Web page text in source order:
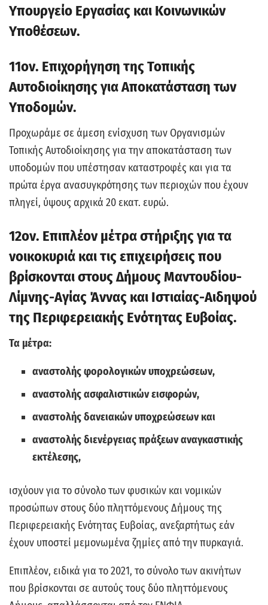
Υπουργείο Εργασίας και Κοινωνικών
Υποθέσεων.
11ον. Επιχορήγηση της Τοπικής
Αυτοδιοίκησης για Αποκατάσταση των
Υποδομών.
Προχωράμε σε άμεση ενίσχυση των Οργανισμών
Τοπικής Αυτοδιοίκησης για την αποκατάσταση των
υποδομών που υπέστησαν καταστροφές και για τα
πρώτα έργα ανασυγκρότησης των περιοχών που έχουν
πληγεί, ύψους αρχικά 20 εκατ. ευρώ.
12ον. Επιπλέον μέτρα στήριξης για τα
νοικοκυριά και τις επιχειρήσεις που
βρίσκονται στους Δήμους Μαντουδίου-
Λίμνης-Αγίας Άννας και Ιστιαίας-Αιδηψού
της Περιφερειακής Ενότητας Ευβοίας.
Τα μέτρα:
αναστολής φορολογικών υποχρεώσεων,
αναστολής ασφαλιστικών εισφορών,
αναστολής δανειακών υποχρεώσεων και
αναστολής διενέργειας πράξεων αναγκαστικής
εκτέλεσης,
ισχύουν για το σύνολο των φυσικών και νομικών
προσώπων στους δύο πληττόμενους Δήμους της
Περιφερειακής Ενότητας Ευβοίας, ανεξαρτήτως εάν
έχουν υποστεί μεμονωμένα ζημίες από την πυρκαγιά.
Επιπλέον, ειδικά για το 2021, το σύνολο των ακινήτων
που βρίσκονται σε αυτούς τους δύο πληττόμενους